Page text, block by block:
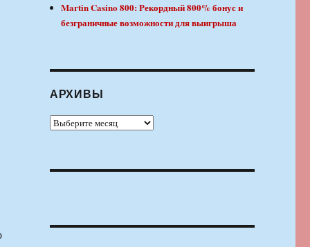
Martin Casino 800: Рекордный 800% бонус и
безграничные возможности для выигрыша
АРХИВЫ
Архивы